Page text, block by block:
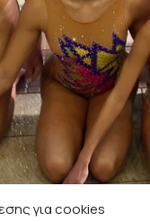
για cookies